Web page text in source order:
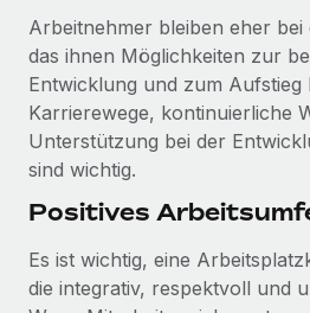
Arbeitnehmer bleiben eher
das ihnen Möglichkeiten zur
Entwicklung und zum Aufstieg
Karrierewege, kontinuierliche
Unterstützung bei der
sind wichtig.
Positives
Es ist wichtig, eine
die integrativ, respektvoll und